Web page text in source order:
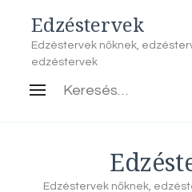
Edzéstervek
Edzéstervek nőknek,
edzéstervek
Keresés:
Edzéstervek nőknek,